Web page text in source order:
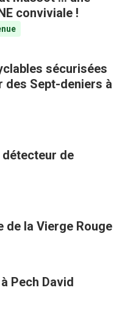
conviviale !
sécurisées
des Sept-deniers à
de
de la Vierge Rouge
Pech David